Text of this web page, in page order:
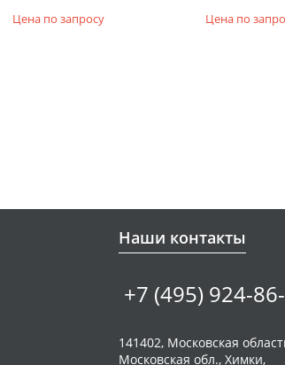
Цена по запросу Цена по
Наши контакты
+7 (495) 924-
141402, Московская
Московская обл., Химки,